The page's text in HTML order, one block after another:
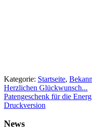
Kategorie: Startseite,
Herzlichen Glückwunsch...
Patengeschenk für die
Druckversion
News